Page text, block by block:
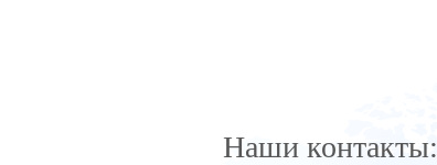
Наши контакты: